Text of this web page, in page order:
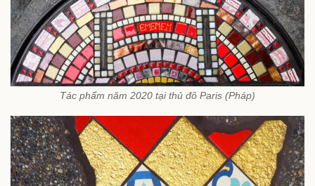
Tác phẩm năm 2020 tại thủ đô Paris (Pháp)